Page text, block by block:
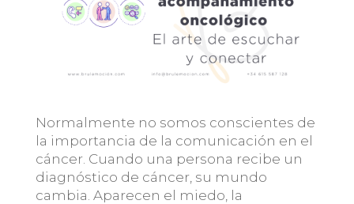
Normalmente no somos conscientes de
la importancia de la comunicación en el
cáncer. Cuando una persona recibe un
diagnóstico de cáncer, su mundo
cambia. Aparecen el miedo, la